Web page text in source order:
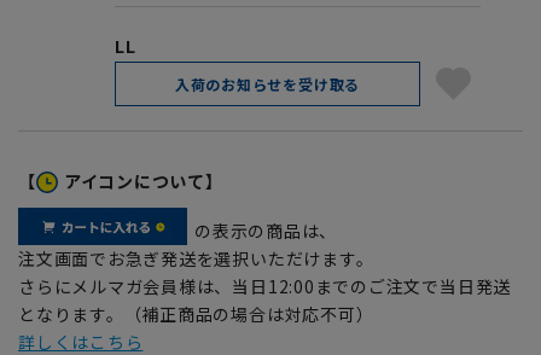
LL
入荷のお知らせを受け取る
【 アイコンについて】
の表示の商品は、
注文画面でお急ぎ発送を選択いただけます。
さらにメルマガ会員様は、当日12:00までのご注文で当日発送
となります。（補正商品の場合は対応不可）
詳しくはこちら